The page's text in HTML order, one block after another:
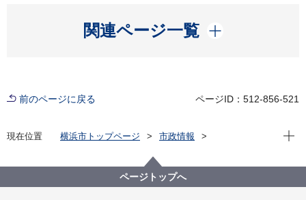
関連ページ一覧
開く
前のページに戻る ページID：512-856-521
現在位置 横浜市トップページ
市政情報
脱炭素・GREEN×EXPO推進局
記者発表 2022年度
照明LED化ESCO事業の第１弾！消防署等72施設を
現在
ページトップへ